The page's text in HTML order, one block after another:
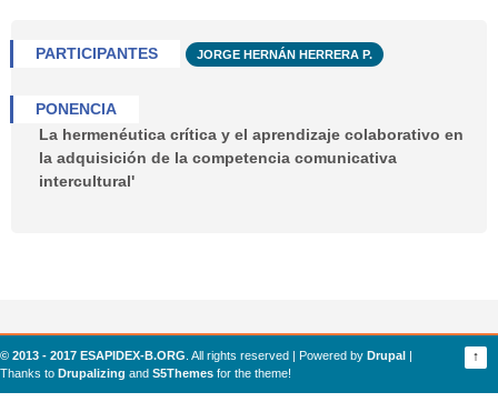
PARTICIPANTES JORGE HERNÁN HERRERA P.
PONENCIA
La hermenéutica crítica y el aprendizaje colaborativo en
la adquisición de la competencia comunicativa
intercultural'
↑
© 2013 - 2017 ESAPIDEX-B.ORG . All rights reserved | Powered by Drupal |
Thanks to Drupalizing and S5Themes for the theme!